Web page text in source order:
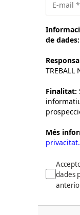
de dades:
TREBALL
Finalitat:
Més
privacitat.
dades